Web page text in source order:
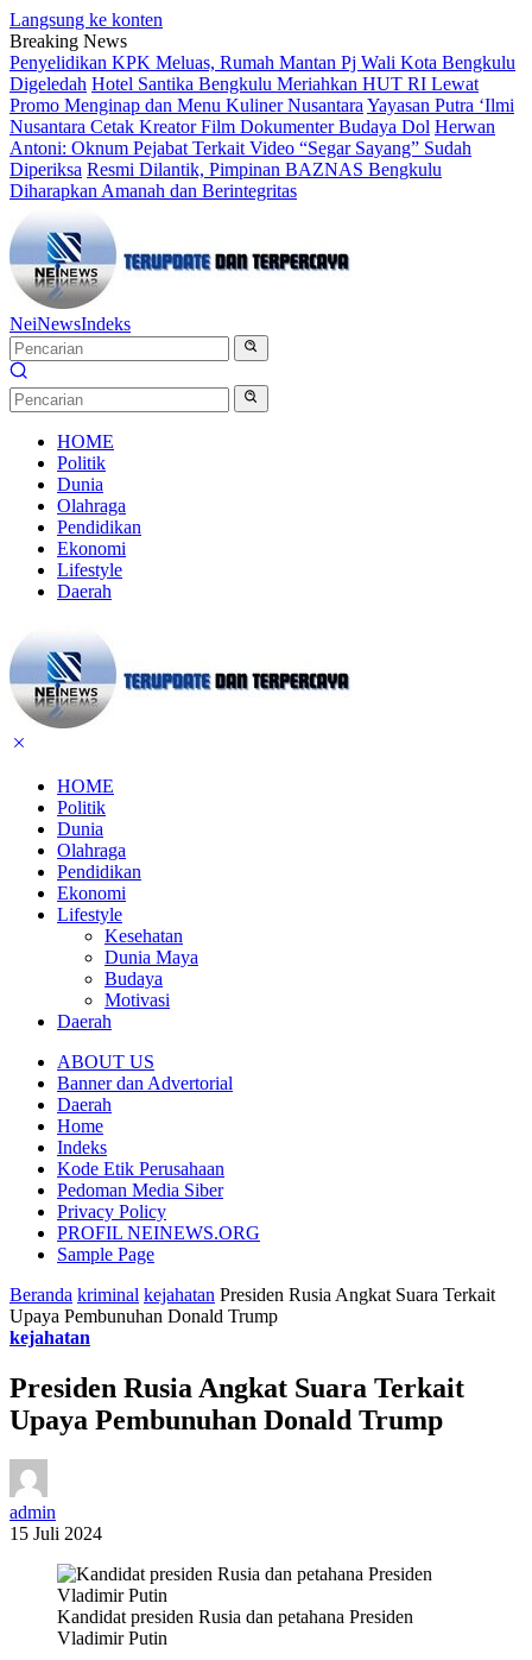
Langsung ke konten
Breaking News
Penyelidikan KPK Meluas, Rumah Mantan Pj Wali Kota Bengkulu
Digeledah Hotel Santika Bengkulu Meriahkan HUT RI Lewat
Promo Menginap dan Menu Kuliner Nusantara Yayasan Putra ‘Ilmi
Nusantara Cetak Kreator Film Dokumenter Budaya Dol Herwan
Antoni: Oknum Pejabat Terkait Video “Segar Sayang” Sudah
Diperiksa Resmi Dilantik, Pimpinan BAZNAS Bengkulu
Diharapkan Amanah dan Berintegritas
NeiNewsIndeks
HOME
Politik
Dunia
Olahraga
Pendidikan
Ekonomi
Lifestyle
Daerah
HOME
Politik
Dunia
Olahraga
Pendidikan
Ekonomi
Lifestyle
Kesehatan
Dunia Maya
Budaya
Motivasi
Daerah
ABOUT US
Banner dan Advertorial
Daerah
Home
Indeks
Kode Etik Perusahaan
Pedoman Media Siber
Privacy Policy
PROFIL NEINEWS.ORG
Sample Page
Beranda kriminal kejahatan Presiden Rusia Angkat Suara Terkait
Upaya Pembunuhan Donald Trump
kejahatan
Presiden Rusia Angkat Suara Terkait
Upaya Pembunuhan Donald Trump
admin
15 Juli 2024
Kandidat presiden Rusia dan petahana Presiden
Vladimir Putin